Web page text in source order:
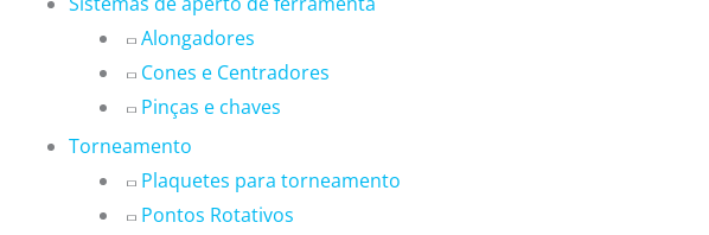
Alongadores
Cones e Centradores
Pinças e chaves
Torneamento
Plaquetes para torneamento
Pontos Rotativos